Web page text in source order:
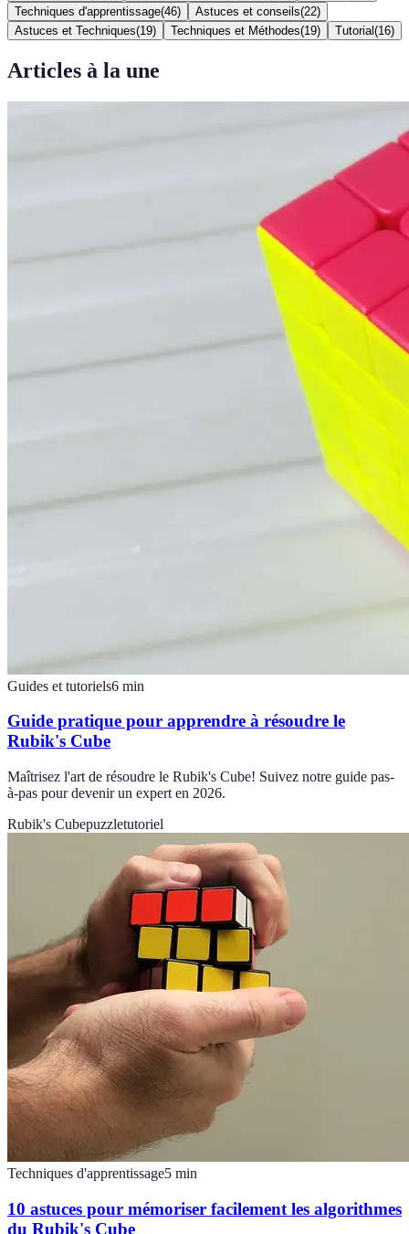
Techniques d'apprentissage(46) Astuces et conseils(22)
Astuces et Techniques(19) Techniques et Méthodes(19) Tutorial (16)
Articles à la une
Guides et tutoriels6 min
Guide pratique pour apprendre à résoudre le
Rubik's Cube
Maîtrisez l'art de résoudre le Rubik's Cube! Suivez notre guide pas-
à-pas pour devenir un expert en 2026.
Rubik's Cubepuzzletutoriel
Techniques d'apprentissage5 min
10 astuces pour mémoriser facilement les algorithmes
du Rubik's Cube